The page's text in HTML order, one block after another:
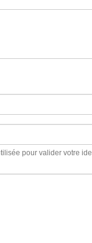
pour valider votre